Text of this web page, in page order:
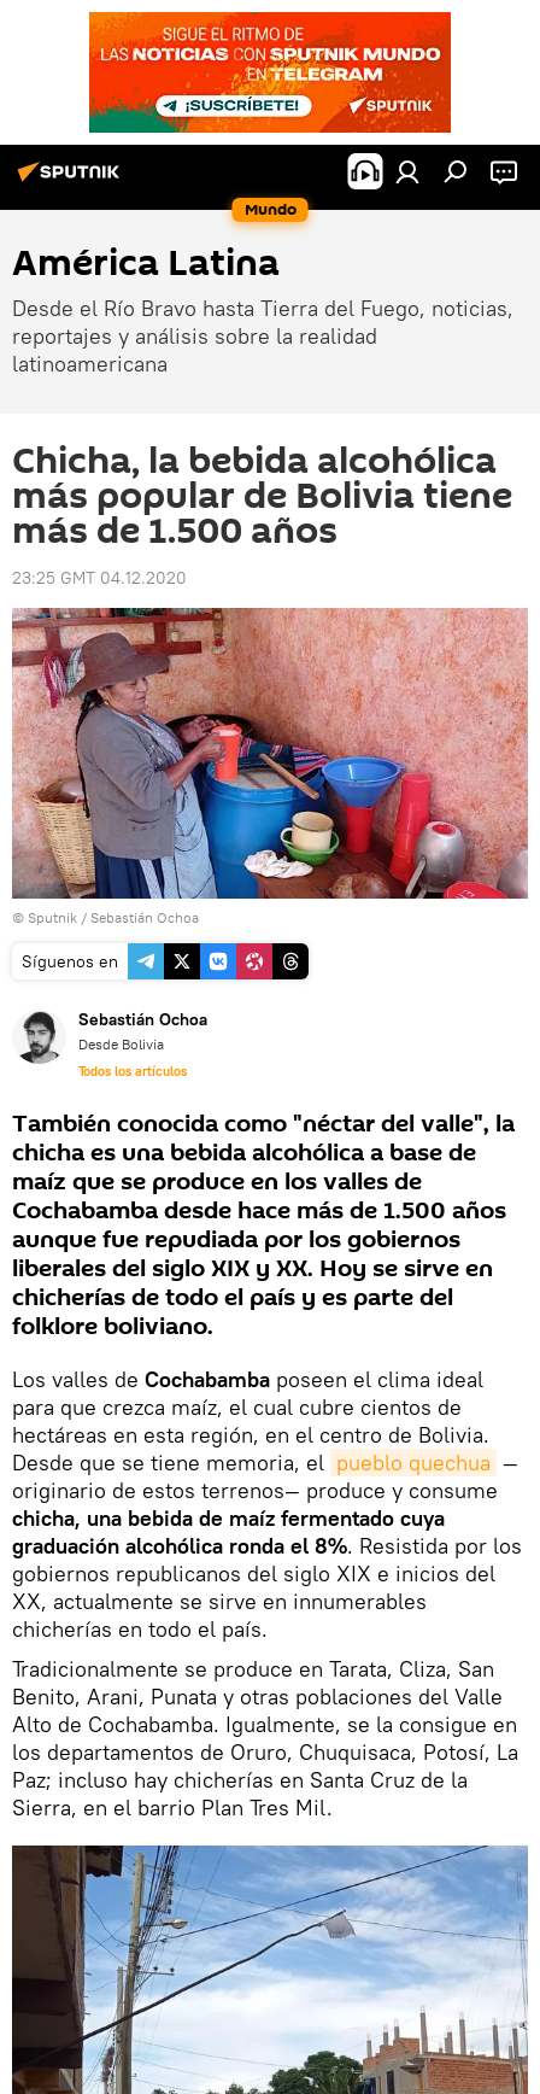
Mundo
América Latina
Desde el Río Bravo hasta Tierra del Fuego, noticias,
reportajes y análisis sobre la realidad
latinoamericana
Chicha, la bebida alcohólica
más popular de Bolivia tiene
más de 1.500 años
23:25 GMT 04.12.2020
© Sputnik / Sebastián Ochoa
Síguenos en
Sebastián Ochoa
Desde Bolivia
Todos los artículos
También conocida como "néctar del valle", la
chicha es una bebida alcohólica a base de
maíz que se produce en los valles de
Cochabamba desde hace más de 1.500 años
aunque fue repudiada por los gobiernos
liberales del siglo XIX y XX. Hoy se sirve en
chicherías de todo el país y es parte del
folklore boliviano.
Los valles de Cochabamba poseen el clima ideal
para que crezca maíz, el cual cubre cientos de
hectáreas en esta región, en el centro de Bolivia.
Desde que se tiene memoria, el pueblo quechua —
originario de estos terrenos— produce y consume
chicha, una bebida de maíz fermentado cuya
graduación alcohólica ronda el 8%. Resistida por los
gobiernos republicanos del siglo XIX e inicios del
XX, actualmente se sirve en innumerables
chicherías en todo el país.
Tradicionalmente se produce en Tarata, Cliza, San
Benito, Arani, Punata y otras poblaciones del Valle
Alto de Cochabamba. Igualmente, se la consigue en
los departamentos de Oruro, Chuquisaca, Potosí, La
Paz; incluso hay chicherías en Santa Cruz de la
Sierra, en el barrio Plan Tres Mil.